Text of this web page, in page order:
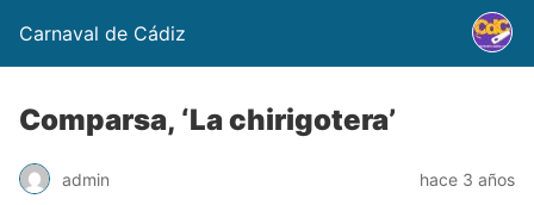
Carnaval de Cádiz
Comparsa, ‘La chirigotera’
admin hace 3 años